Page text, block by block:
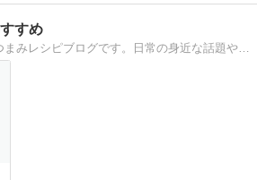
すめ
簡単家庭料理とおつまみレシピブログです。日常の身近な話題やほっこり話付き！